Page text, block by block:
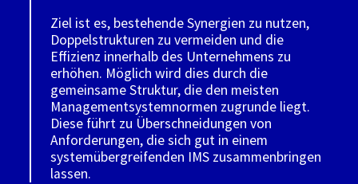
Ziel ist es, bestehende Synergien zu nutzen,
Doppelstrukturen zu vermeiden und die
Effizienz innerhalb des Unternehmens zu
erhöhen. Möglich wird dies durch die
gemeinsame Struktur, die den meisten
Managementsystemnormen zugrunde liegt.
Diese führt zu Überschneidungen von
Anforderungen, die sich gut in einem
systemübergreifenden IMS zusammenbringen
lassen.